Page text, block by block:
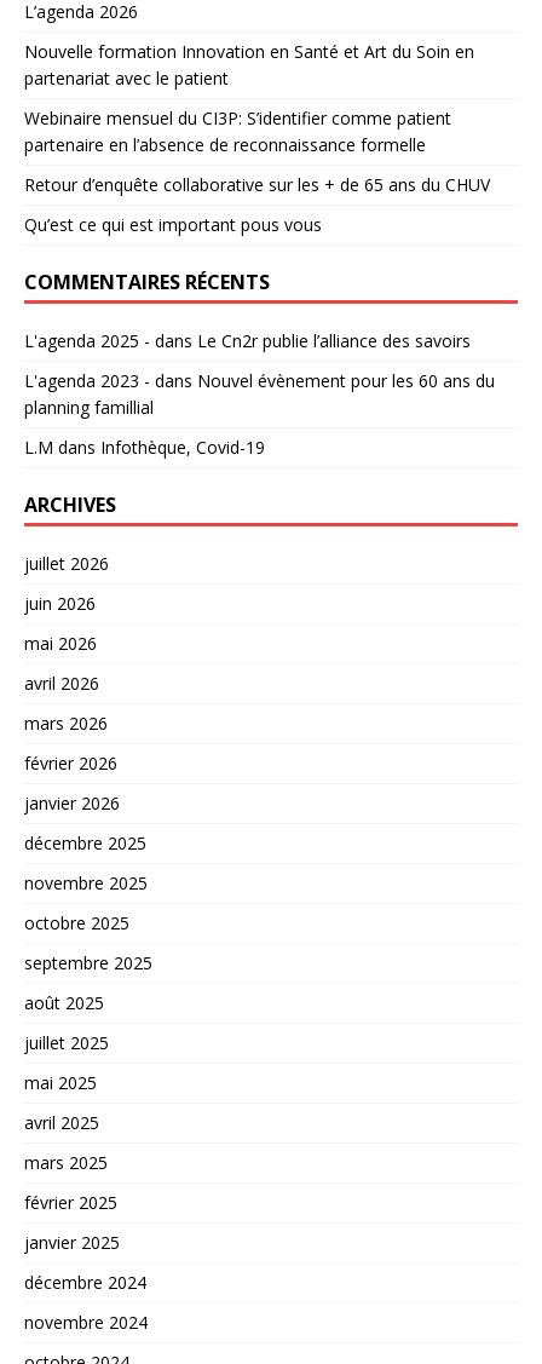
L’agenda 2026
Nouvelle formation Innovation en Santé et Art du Soin en
partenariat avec le patient
Webinaire mensuel du CI3P: S’identifier comme patient
partenaire en l’absence de reconnaissance formelle
Retour d’enquête collaborative sur les + de 65 ans du CHUV
Qu’est ce qui est important pous vous
COMMENTAIRES RÉCENTS
L'agenda 2025 - dans Le Cn2r publie l’alliance des savoirs
L'agenda 2023 - dans Nouvel évènement pour les 60 ans du
planning famillial
L.M dans Infothèque, Covid-19
ARCHIVES
juillet 2026
juin 2026
mai 2026
avril 2026
mars 2026
février 2026
janvier 2026
décembre 2025
novembre 2025
octobre 2025
septembre 2025
août 2025
juillet 2025
mai 2025
avril 2025
mars 2025
février 2025
janvier 2025
décembre 2024
novembre 2024